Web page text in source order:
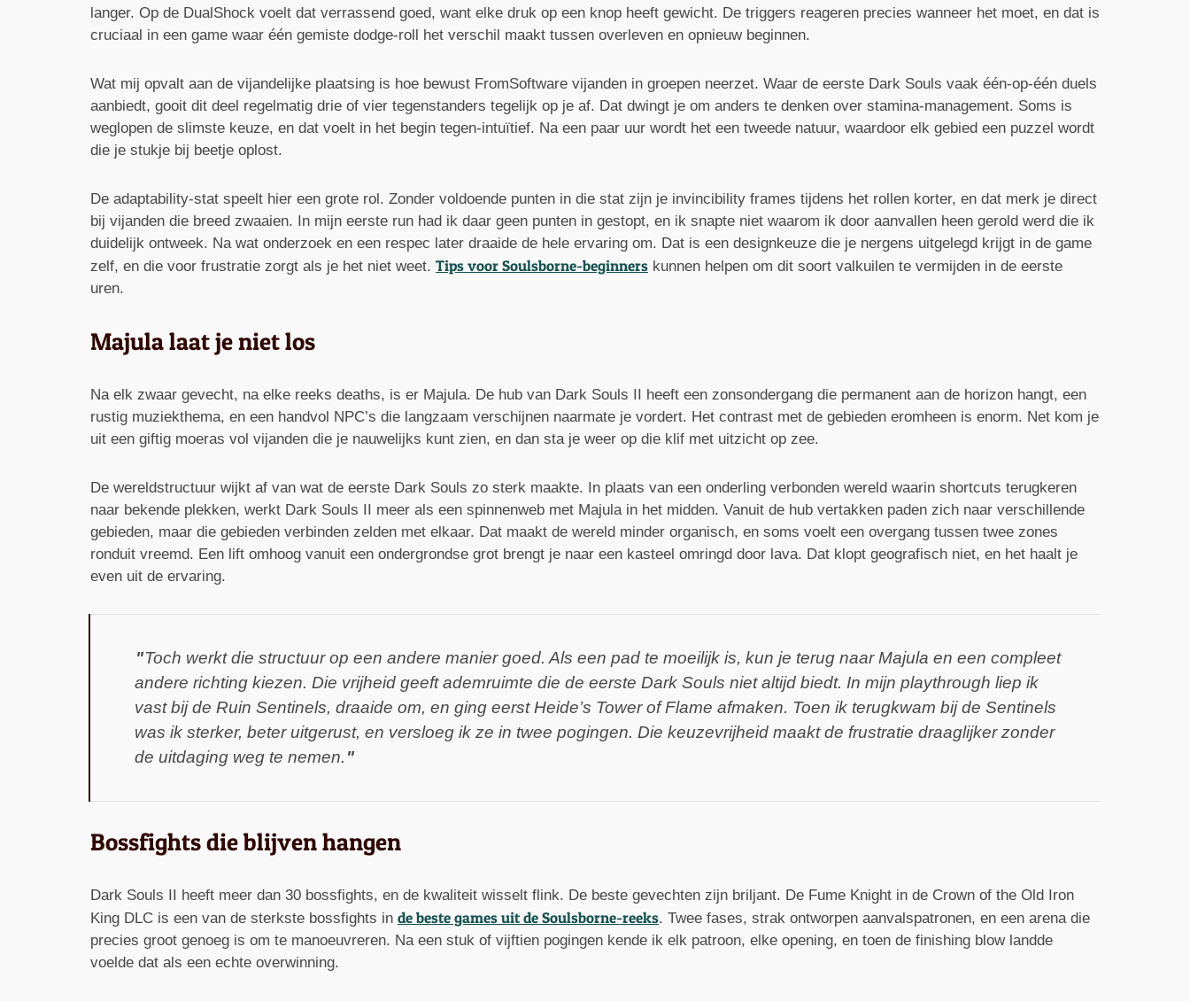
langer. Op de DualShock voelt dat verrassend goed, want elke druk op een knop heeft gewicht. De triggers reageren precies wanneer het moet, en dat is
cruciaal in een game waar één gemiste dodge-roll het verschil maakt tussen overleven en opnieuw beginnen.
Wat mij opvalt aan de vijandelijke plaatsing is hoe bewust FromSoftware vijanden in groepen neerzet. Waar de eerste Dark Souls vaak één-op-één duels
aanbiedt, gooit dit deel regelmatig drie of vier tegenstanders tegelijk op je af. Dat dwingt je om anders te denken over stamina-management. Soms is
weglopen de slimste keuze, en dat voelt in het begin tegen-intuïtief. Na een paar uur wordt het een tweede natuur, waardoor elk gebied een puzzel wordt
die je stukje bij beetje oplost.
De adaptability-stat speelt hier een grote rol. Zonder voldoende punten in die stat zijn je invincibility frames tijdens het rollen korter, en dat merk je direct
bij vijanden die breed zwaaien. In mijn eerste run had ik daar geen punten in gestopt, en ik snapte niet waarom ik door aanvallen heen gerold werd die ik
duidelijk ontweek. Na wat onderzoek en een respec later draaide de hele ervaring om. Dat is een designkeuze die je nergens uitgelegd krijgt in de game
zelf, en die voor frustratie zorgt als je het niet weet. Tips voor Soulsborne-beginners kunnen helpen om dit soort valkuilen te vermijden in de eerste
uren.
Majula laat je niet los
Na elk zwaar gevecht, na elke reeks deaths, is er Majula. De hub van Dark Souls II heeft een zonsondergang die permanent aan de horizon hangt, een
rustig muziekthema, en een handvol NPC’s die langzaam verschijnen naarmate je vordert. Het contrast met de gebieden eromheen is enorm. Net kom je
uit een giftig moeras vol vijanden die je nauwelijks kunt zien, en dan sta je weer op die klif met uitzicht op zee.
De wereldstructuur wijkt af van wat de eerste Dark Souls zo sterk maakte. In plaats van een onderling verbonden wereld waarin shortcuts terugkeren
naar bekende plekken, werkt Dark Souls II meer als een spinnenweb met Majula in het midden. Vanuit de hub vertakken paden zich naar verschillende
gebieden, maar die gebieden verbinden zelden met elkaar. Dat maakt de wereld minder organisch, en soms voelt een overgang tussen twee zones
ronduit vreemd. Een lift omhoog vanuit een ondergrondse grot brengt je naar een kasteel omringd door lava. Dat klopt geografisch niet, en het haalt je
even uit de ervaring.
Toch werkt die structuur op een andere manier goed. Als een pad te moeilijk is, kun je terug naar Majula en een compleet
andere richting kiezen. Die vrijheid geeft ademruimte die de eerste Dark Souls niet altijd biedt. In mijn playthrough liep ik
vast bij de Ruin Sentinels, draaide om, en ging eerst Heide’s Tower of Flame afmaken. Toen ik terugkwam bij de Sentinels
was ik sterker, beter uitgerust, en versloeg ik ze in twee pogingen. Die keuzevrijheid maakt de frustratie draaglijker zonder
de uitdaging weg te nemen.
Bossfights die blijven hangen
Dark Souls II heeft meer dan 30 bossfights, en de kwaliteit wisselt flink. De beste gevechten zijn briljant. De Fume Knight in de Crown of the Old Iron
King DLC is een van de sterkste bossfights in de beste games uit de Soulsborne-reeks. Twee fases, strak ontworpen aanvalspatronen, en een arena die
precies groot genoeg is om te manoeuvreren. Na een stuk of vijftien pogingen kende ik elk patroon, elke opening, en toen de finishing blow landde
voelde dat als een echte overwinning.